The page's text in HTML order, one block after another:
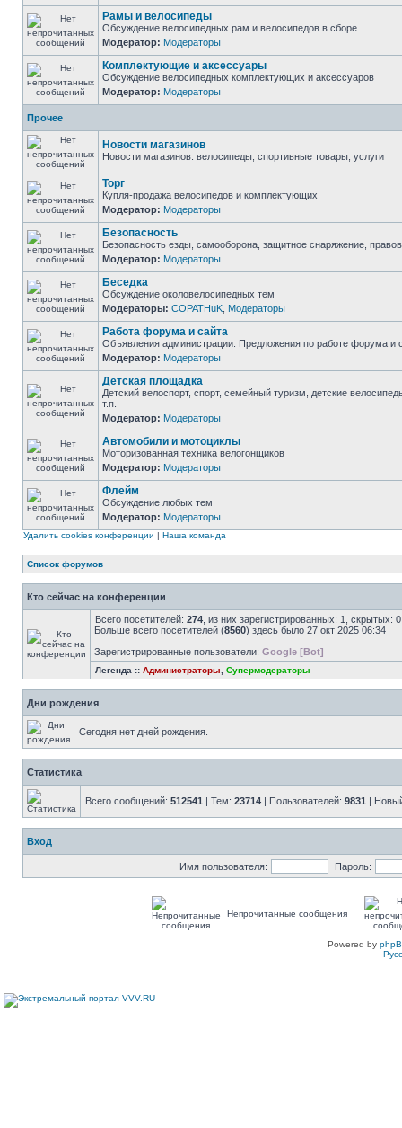
Рамы и велосипеды
Обсуждение велосипедных рам и велосипедов в сборе
Модератор: Модераторы
Комплектующие и аксессуары
Обсуждение велосипедных комплектующих и аксессуаров
Модератор: Модераторы
Прочее
Новости магазинов
Новости магазинов: велосипеды, спортивные товары, услуги
Торг
Купля-продажа велосипедов и комплектующих
Модератор: Модераторы
Безопасность
Безопасность езды, самооборона, защитное снаряжение,
Модератор: Модераторы
Беседка
Обсуждение околовелосипедных тем
Модераторы: COPATHuK Модераторы
Работа форума и сайта
Объявления администрации. Предложения по работе форума и
Модератор: Модераторы
Детская площадка
Детский велоспорт, спорт, семейный туризм, детские
т.п.
Модератор: Модераторы
Автомобили и мотоциклы
Моторизованная техника велогонщиков
Модератор: Модераторы
Флейм
Обсуждение любых тем
Модератор: Модераторы
Удалить cookies конференции | Наша команда
Список форумов
Кто сейчас на конференции
Всего посетителей: 274 , из них зарегистрированных: 1, скрытых:
Больше всего посетителей (8560) здесь было 27 окт 2025 06:34
Зарегистрированные пользователи: Google [Bot]
Легенда :: Администраторы Супермодераторы
Дни рождения
Сегодня нет дней рождения.
Статистика
Всего сообщений: 512541 | Тем: 23714 | Пользователей: 9831 |
Вход
Имя пользователя: Пароль:
Непрочитанные сообщения
Powered by